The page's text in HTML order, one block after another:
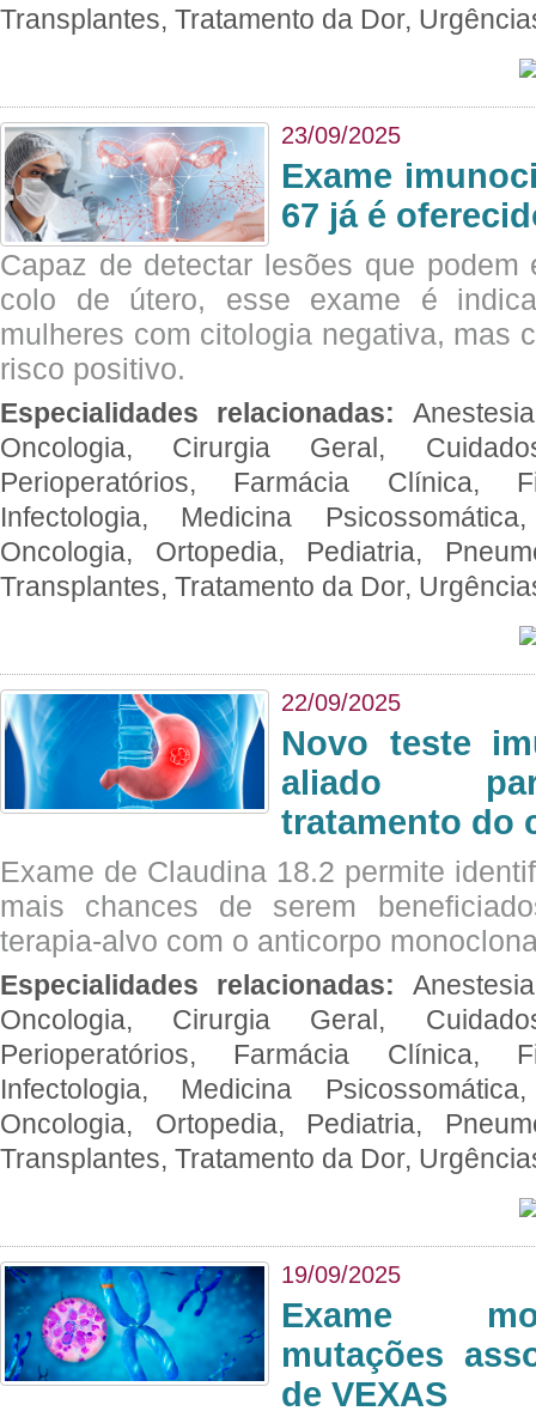
Transplantes, Tratamento da Dor,
23/09/2025
Exame
67 já é
Capaz de detectar lesões que
colo de útero, esse exame é
mulheres com citologia negativa, mas
risco positivo.
Especialidades relacionadas:
Oncologia, Cirurgia Geral,
Perioperatórios, Farmácia Clínica,
Infectologia, Medicina
Oncologia, Ortopedia, Pediatria,
Transplantes, Tratamento da Dor,
22/09/2025
Novo teste
aliado
tratamento do
Exame de Claudina 18.2 permite
mais chances de serem
terapia-alvo com o anticorpo
Especialidades relacionadas:
Oncologia, Cirurgia Geral,
Perioperatórios, Farmácia Clínica,
Infectologia, Medicina
Oncologia, Ortopedia, Pediatria,
Transplantes, Tratamento da Dor,
19/09/2025
Exame
mutações
de VEXAS